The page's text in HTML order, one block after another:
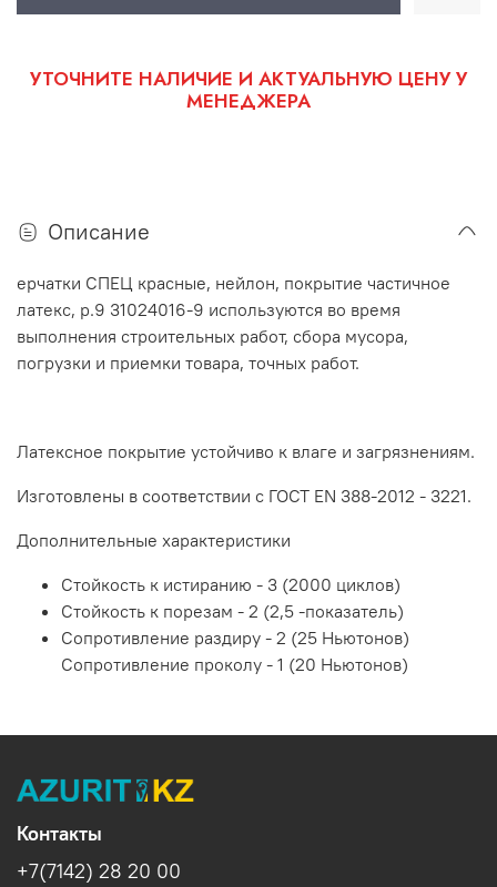
УТОЧНИТЕ НАЛИЧИЕ И АКТУАЛЬНУЮ ЦЕНУ У
МЕНЕДЖЕРА
Описание
ерчатки СПЕЦ красные, нейлон, покрытие частичное
латекс, р.9 31024016-9 используются во время
выполнения строительных работ, сбора мусора,
погрузки и приемки товара, точных работ.
Латексное покрытие устойчиво к влаге и загрязнениям.
Изготовлены в соответствии с ГОСТ EN 388-2012 - 3221.
Дополнительные характеристики
Стойкость к истиранию - 3 (2000 циклов)
Стойкость к порезам - 2 (2,5 -показатель)
Сопротивление раздиру - 2 (25 Ньютонов)
Сопротивление проколу - 1 (20 Ньютонов)
Контакты
+7(7142) 28 20 00